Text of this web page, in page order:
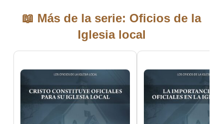
📖 Más de la serie: Oficios de la
Iglesia local